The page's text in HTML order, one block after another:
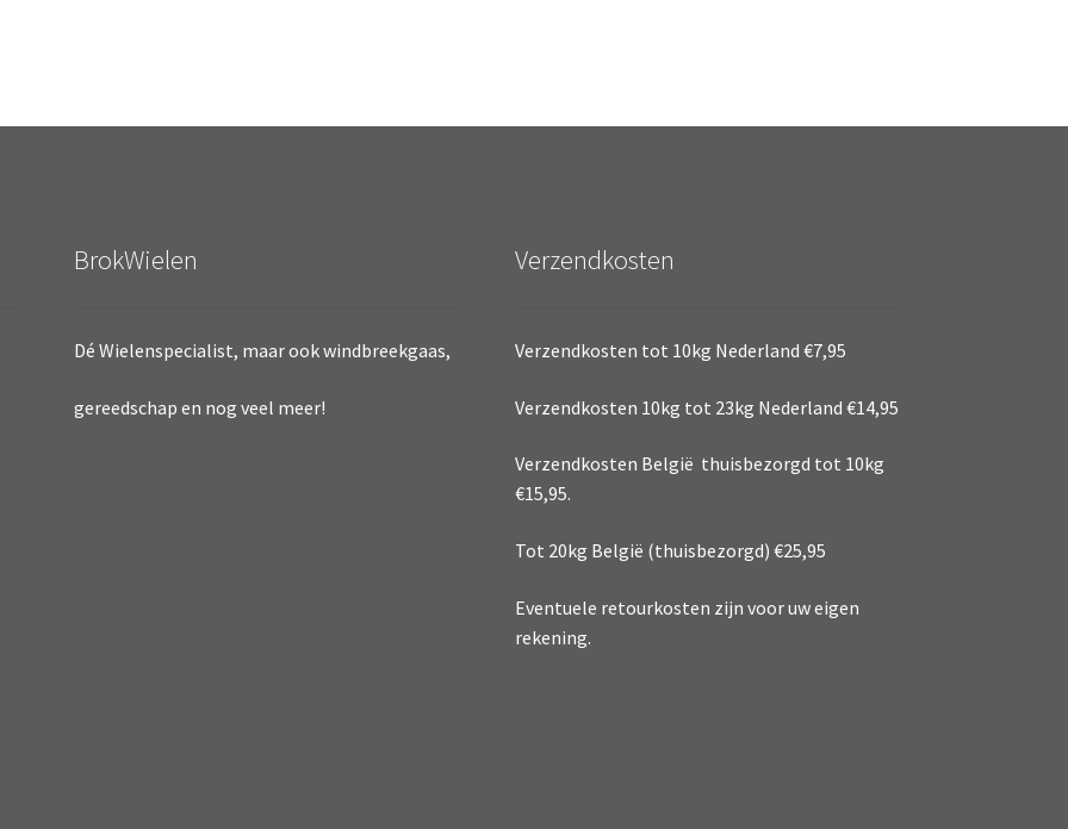
BrokWielen
Dé Wielenspecialist, maar ook windbreekgaas,
gereedschap en nog veel meer!
Verzendkosten
Verzendkosten tot 10kg Nederland €7,95
Verzendkosten 10kg tot 23kg Nederland €14,95
Verzendkosten België thuisbezorgd tot 10kg
€15,95.
Tot 20kg België (thuisbezorgd) €25,95
Eventuele retourkosten zijn voor uw eigen
rekening.